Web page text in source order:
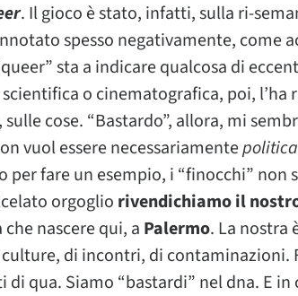
. Il gioco è stato, infatti, sulla ri-
spesso negativamente, come
sta a indicare qualcosa di
o cinematografica, poi, l’ha
cose. “Bastardo”, allora, mi
vuol essere necessariamente
per fare un esempio, i “finocchi” non
orgoglio rivendichiamo il
nascere qui, a Palermo. La nostra
di incontri, di contaminazioni.
qua. Siamo “bastardi” nel dna. E